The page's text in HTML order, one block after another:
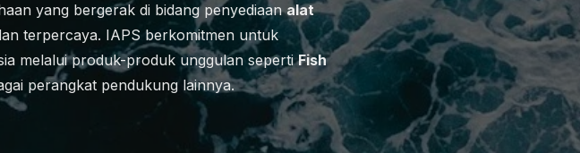
yang bergerak di bidang penyediaanalat
terpercaya. IAPS berkomitmen untuk
melalui produk-produk unggulan sepertiFish
perangkat pendukung lainnya.